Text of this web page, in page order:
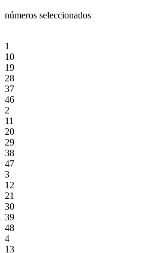
números seleccionados
1
10
19
28
37
46
2
11
20
29
38
47
3
12
21
30
39
48
4
13